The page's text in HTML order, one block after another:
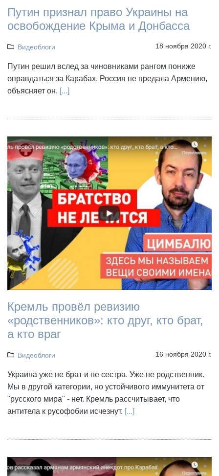
Путин признал право Украины на
освобождение Крыма и Донбасса
Видеоблоги 18 ноября 2020 г.
Путин решил вслед за чиновниками рангом пониже
оправдаться за Карабах. Россия не предала Армению,
объясняет он. [...]
Кремль провёл ревизию
«родственников»: кто друг, кто брат,
а кто враг
Видеоблоги 16 ноября 2020 г.
Украина уже не брат и не сестра. Уже не родственник.
Мы в другой категории, но устойчивого иммунитета от
"русского мира" - нет. Кремль рассчитывает, что
антитела к русофобии исчезнут. [...]